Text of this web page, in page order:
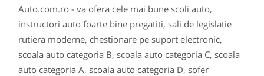
Auto.com.ro - va ofera cele mai bune scoli auto,
instructori auto foarte bine pregatiti, sali de legislatie
rutiera moderne, chestionare pe suport electronic,
scoala auto categoria B, scoala auto categoria C, scoala
auto categoria A, scoala auto categoria D, sofer